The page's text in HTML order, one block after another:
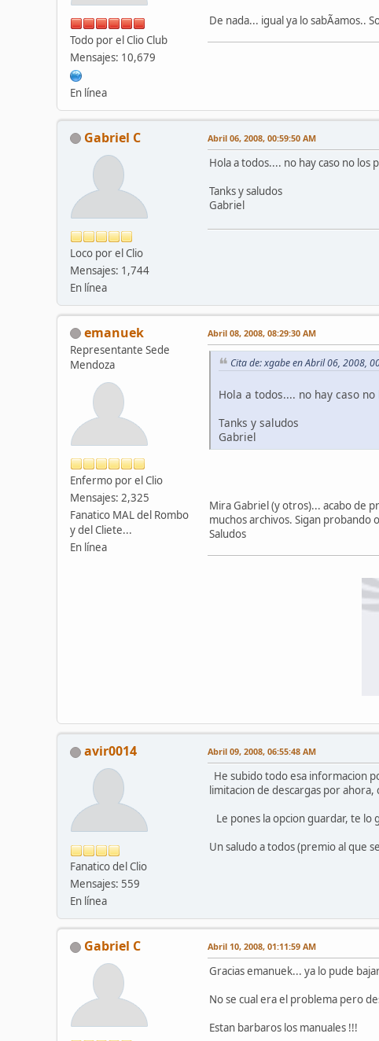
Todo por el Clio Club
Mensajes: 10,679
En línea
De nada... igual ya lo sabÃ­amos..
Gabriel C
Loco por el Clio
Mensajes: 1,744
En línea
Abril 06, 2008, 00:59:50 AM
Hola a todos.... no hay caso no los
Tanks y saludos
Gabriel
emanuek
Representante Sede
Mendoza
Enfermo por el Clio
Mensajes: 2,325
Fanatico MAL del Rombo
y del Cliete...
En línea
Abril 08, 2008, 08:29:30 AM
Cita de: xgabe en Abril 06, 2008,
Hola a todos.... no hay caso
Tanks y saludos
Gabriel
Mira Gabriel (y otros)... acabo de
muchos archivos. Sigan probando
Saludos
avir0014
Fanatico del Clio
Mensajes: 559
En línea
Abril 09, 2008, 06:55:48 AM
He subido todo esa informacion
limitacion de descargas por
Le pones la opcion guardar, te lo
Un saludo a todos (premio al que
Gabriel C Abril 10, 2008, 01:11:59 AM
Gracias emanuek... ya lo pude
No se cual era el problema pero
Estan barbaros los manuales !!!